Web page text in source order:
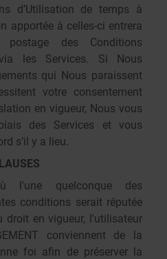
d’Utilisation de temps à
apportée à celles-ci entrera
des Conditions
via les Services. Si Nous
qui Nous paraissent
votre consentement
en vigueur, Nous vous
des Services et vous
s’il y a lieu.
l'une quelconque des
conditions serait réputée
droit en vigueur, l'utilisateur
conviennent de la
foi afin de préserver la